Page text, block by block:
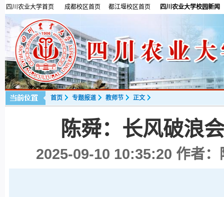
四川农业大学首页 成都校区首页 都江堰校区首页 四川农业大学校园新闻
首页 专题报道 教师节 正文
陈舜：长风破浪
2025-09-10 10:35:20 作者：